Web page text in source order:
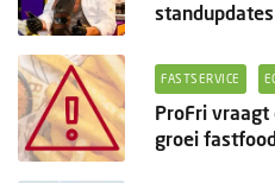
FASTSERVICE
ProFri
groei